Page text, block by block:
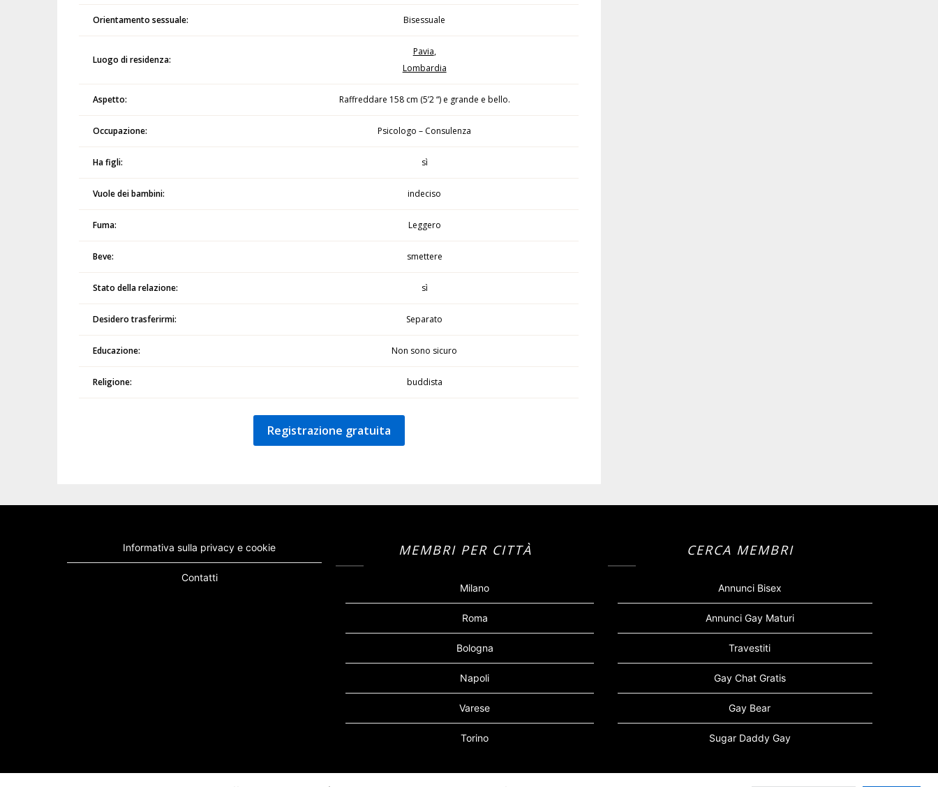
Orientamento sessuale: Bisessuale
Luogo di residenza:
Pavia,
Lombardia
Aspetto: Raffreddare 158 cm (5’2 “) e grande e bello.
Occupazione: Psicologo – Consulenza
Ha figli: sì
Vuole dei bambini: indeciso
Fuma: Leggero
Beve: smettere
Stato della relazione: sì
Desidero trasferirmi: Separato
Educazione: Non sono sicuro
Religione: buddista
Registrazione gratuita
Informativa sulla privacy e cookie
Contatti
MEMBRI PER CITTÀ
Milano
Roma
Bologna
Napoli
Varese
Torino
CERCA MEMBRI
Annunci Bisex
Annunci Gay Maturi
Travestiti
Gay Chat Gratis
Gay Bear
Sugar Daddy Gay